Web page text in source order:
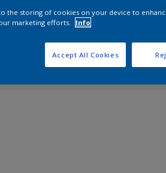
the storing of cookies on your device to
marketing efforts.
Info
Accept All Cookies